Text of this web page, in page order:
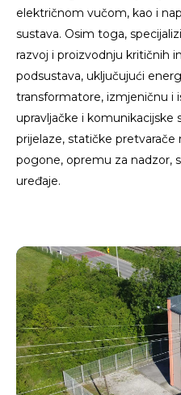
električnom vučom, kao i
sustava. Osim toga,
razvoj i proizvodnju kritičnih
podsustava, uključujući
transformatore, izmjeničnu i
upravljačke i komunikacijske
prijelaze, statičke
pogone, opremu za nadzor,
uređaje.